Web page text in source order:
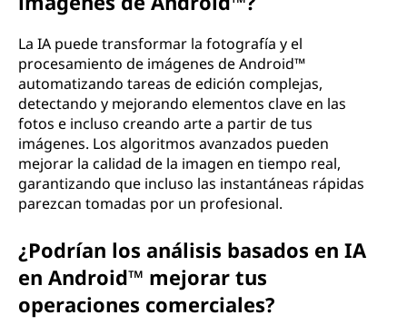
La IA puede transformar la fotografía y el
procesamiento de imágenes de Android™
automatizando tareas de edición complejas,
detectando y mejorando elementos clave en las
fotos e incluso creando arte a partir de tus
imágenes. Los algoritmos avanzados pueden
mejorar la calidad de la imagen en tiempo real,
garantizando que incluso las instantáneas rápidas
parezcan tomadas por un profesional.
¿Podrían los análisis basados en IA
en Android™ mejorar tus
operaciones comerciales?